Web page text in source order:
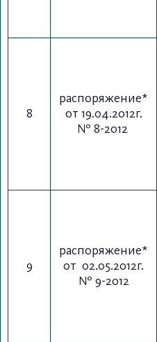
8
распоряжение*
от 19.04.2012г.
№ 8-2012
9
распоряжение*
от 02.05.2012г.
№ 9-2012